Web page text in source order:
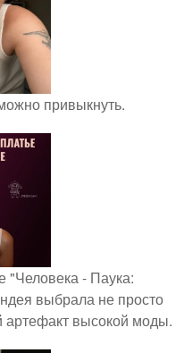
привыкнуть.
"Человека - Паука:
выбрала не просто
артефакт высокой моды.